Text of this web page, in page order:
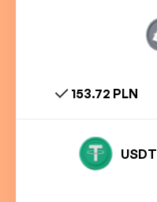
153.72 PLN
USDT